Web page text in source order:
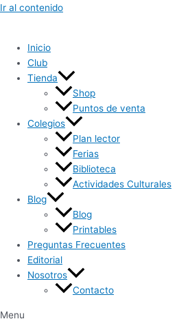
Ir al contenido
Inicio
Club
Tienda
Shop
Puntos de venta
Colegios
Plan lector
Ferias
Biblioteca
Actividades Culturales
Blog
Blog
Printables
Preguntas Frecuentes
Editorial
Nosotros
Contacto
Menu